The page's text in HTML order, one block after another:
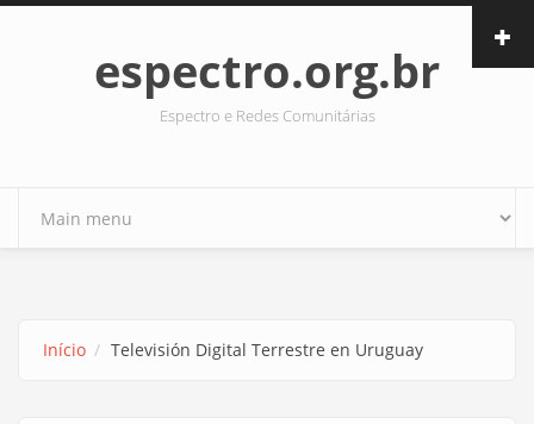
Pular para o conteúdo principal
espectro.org.br
Espectro e Redes Comunitárias
Início Televisión Digital Terrestre en Uruguay